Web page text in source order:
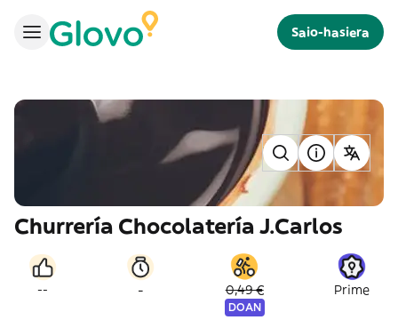
Saio-hasiera
Churrería Chocolatería J.Carlos
-- - 0,49 €
DOAN
Prime